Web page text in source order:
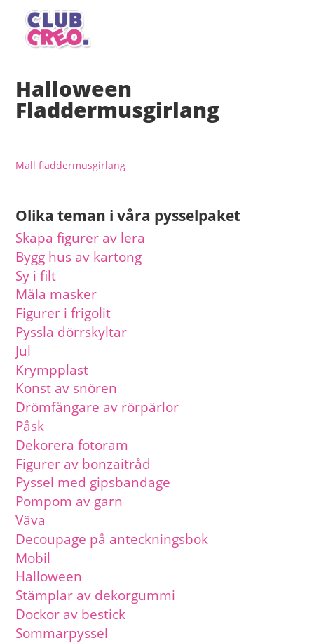
Halloween
Fladdermusgirlang
Mall fladdermusgirlang
Olika teman i våra pysselpaket
Skapa figurer av lera
Bygg hus av kartong
Sy i filt
Måla masker
Figurer i frigolit
Pyssla dörrskyltar
Jul
Krympplast
Konst av snören
Drömfångare av rörpärlor
Påsk
Dekorera fotoram
Figurer av bonzaitråd
Pyssel med gipsbandage
Pompom av garn
Väva
Decoupage på anteckningsbok
Mobil
Halloween
Stämplar av dekorgummi
Dockor av bestick
Sommarpyssel